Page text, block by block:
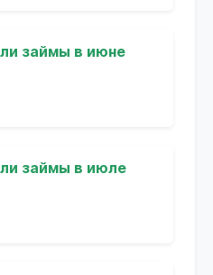
займы в июне
займы в июле